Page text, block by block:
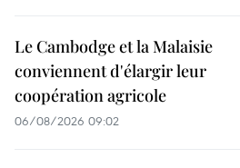
Le Cambodge et la Malaisie
conviennent d'élargir leur
coopération agricole
06/08/2026 09:02